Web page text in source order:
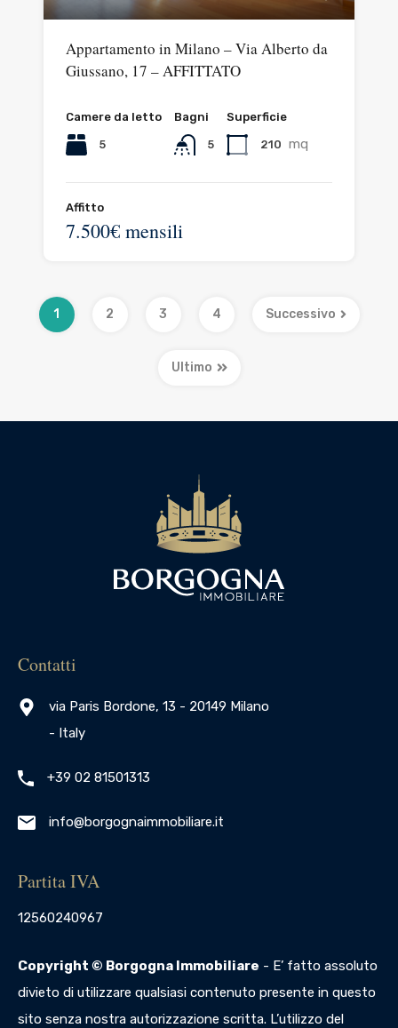
Appartamento in Milano – Via Alberto da
Giussano, 17 – AFFITTATO
Camere da letto
5
Bagni
5
Superficie
210 mq
Affitto
7.500€ mensili
1 2 3 4 Successivo
Ultimo
Contatti
via Paris Bordone, 13 - 20149 Milano
- Italy
+39 02 81501313
info@borgognaimmobiliare.it
Partita IVA
12560240967
Copyright © Borgogna Immobiliare - E’ fatto assoluto
divieto di utilizzare qualsiasi contenuto presente in questo
sito senza nostra autorizzazione scritta. L’utilizzo del